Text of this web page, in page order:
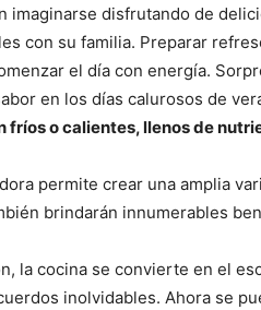
imaginarse disfrutando de
con su familia. Preparar
el día con energía.
en los días calurosos de
fríos o calientes, llenos de
permite crear una amplia
brindarán innumerables
la cocina se convierte en el
inolvidables. Ahora se